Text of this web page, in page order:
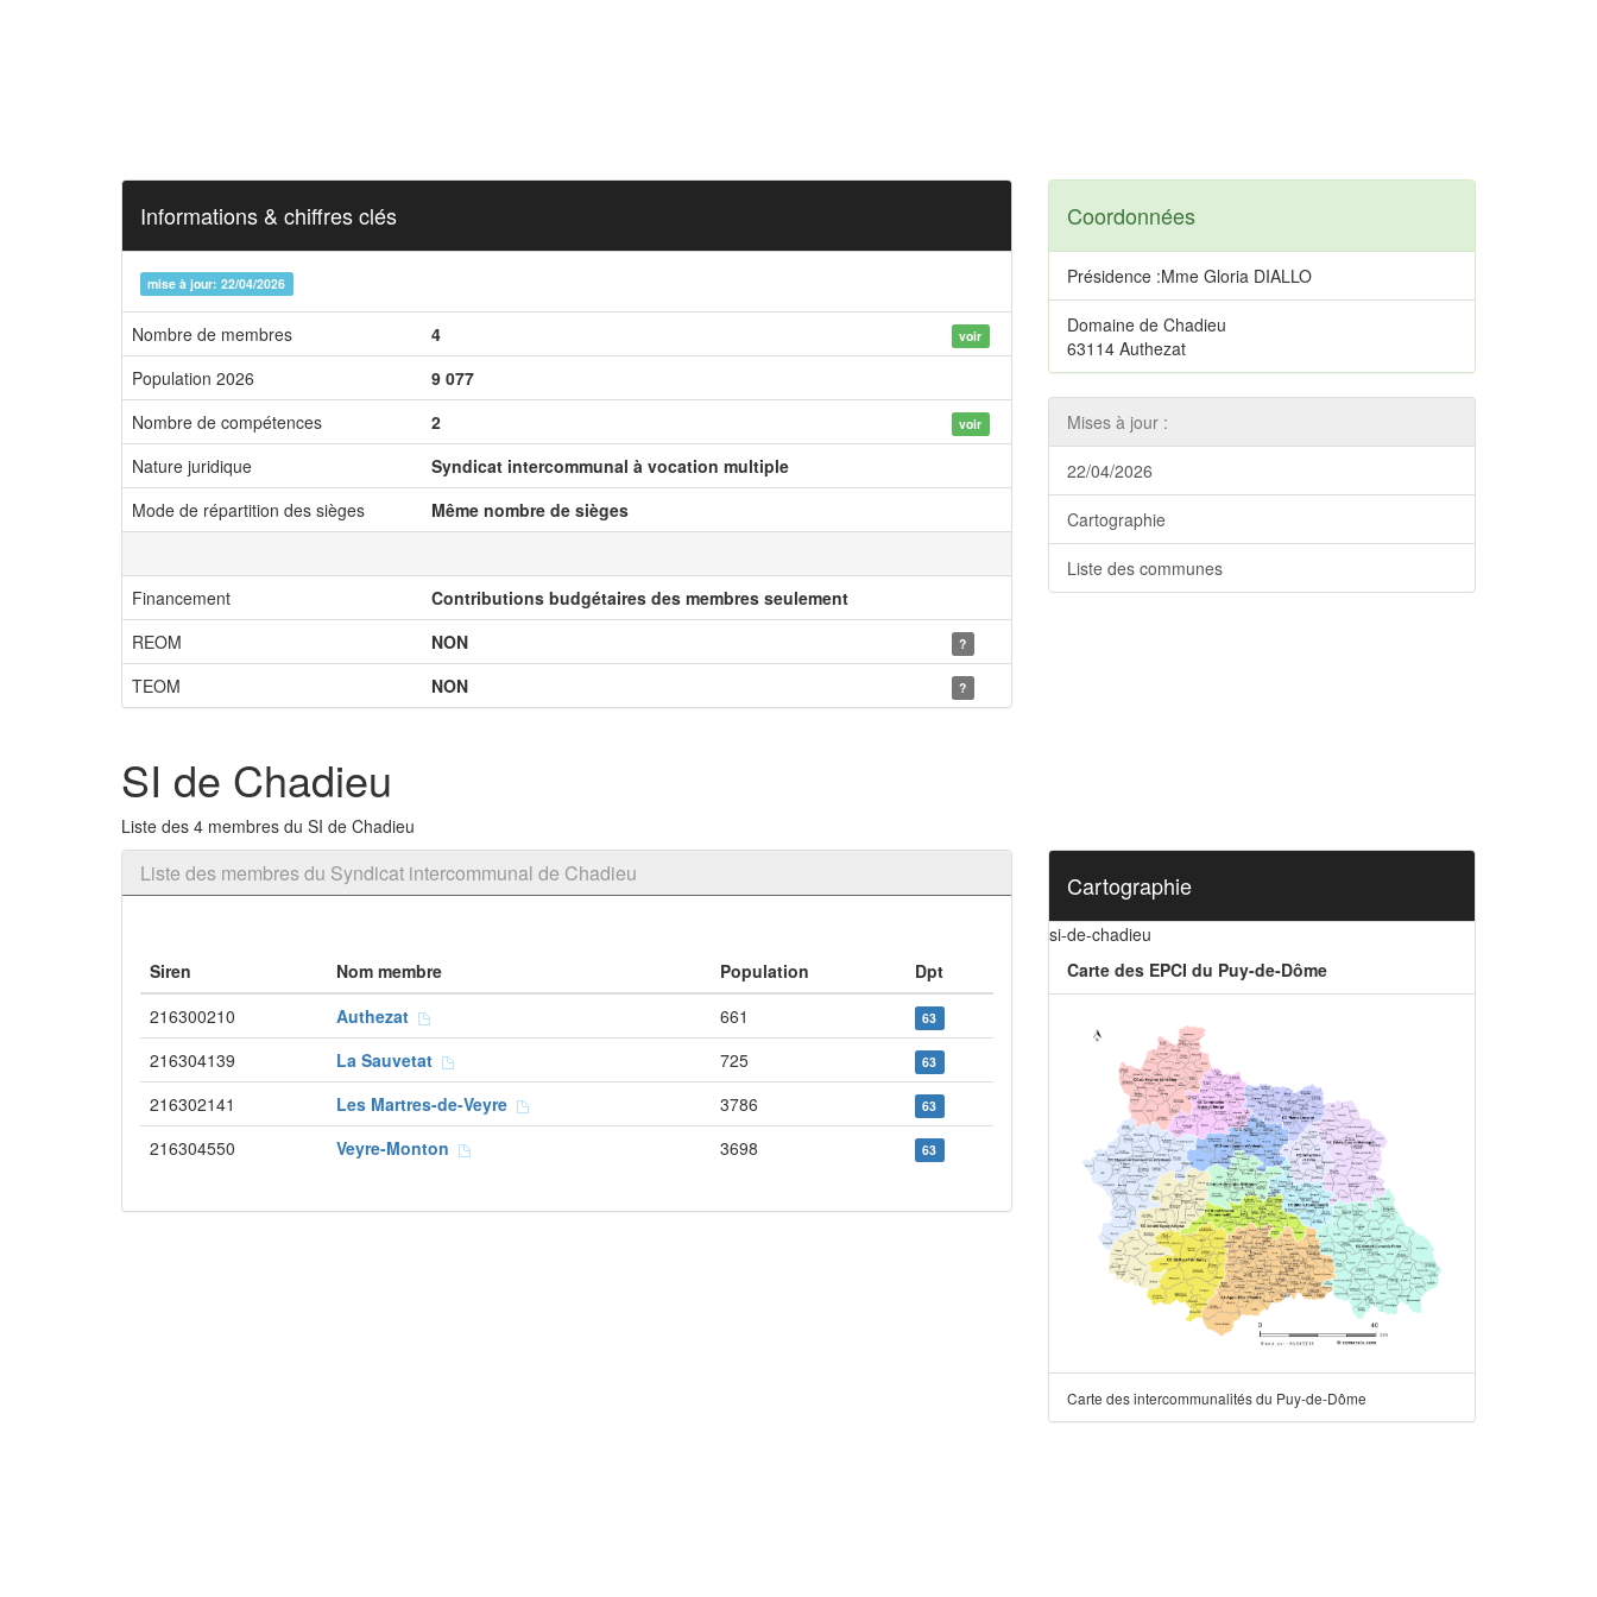
Informations & chiffres clés
mise à jour: 22/04/2026
Nombre de membres 4 voir
Population 2026
9 077
Nombre de compétences
2 voir
Nature juridique
Syndicat intercommunal à vocation multiple
Mode de répartition des sièges
Même nombre de sièges
Financement
Contributions budgétaires des membres seulement
REOM
NON ?
TEOM NON ?
Coordonnées
Présidence :Mme Gloria DIALLO
Domaine de Chadieu
63114 Authezat
Mises à jour :
22/04/2026
Cartographie
Liste des communes
SI de Chadieu
Liste des 4 membres du SI de Chadieu
Liste des membres du Syndicat intercommunal de Chadieu
Siren Nom membre Population
Dpt
216300210
Authezat 661 63
216304139 La Sauvetat 725 63
216302141 Les Martres-de-Veyre 3786 63
216304550 Veyre-Monton 3698 63
Cartographie
si-de-chadieu
Carte des EPCI du Puy-de-Dôme
Carte des intercommunalités du Puy-de-Dôme